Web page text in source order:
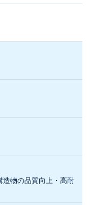
造物の品質向上・高耐